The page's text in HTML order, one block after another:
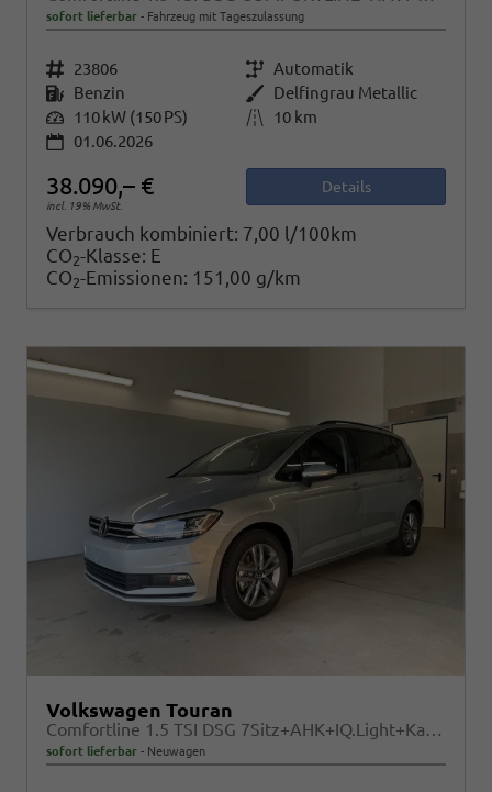
sofort lieferbar Fahrzeug mit Tageszulassung
Fahrzeugnr. 23806 Getriebe Automatik
Kraftstoff Benzin Außenfarbe Delfingrau Metallic
Leistung 110 kW (150 PS) Kilometerstand
10 km
01.06.2026
38.090,– €
incl. 19% MwSt.
Details
Verbrauch kombiniert: 7,00 l/100km
CO2-Klasse: E
CO2-Emissionen: 151,00 g/km
Volkswagen Touran
Comfortline 1.5 TSI DSG 7Sitz+AHK+IQ.Light+Kamera+Navi+eHeck+Keyless+Sitzheiz
sofort lieferbar Neuwagen